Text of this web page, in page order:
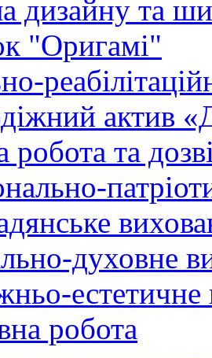
дизайну та
"Оригамі"
актив
та
духовне
естетичне
робота